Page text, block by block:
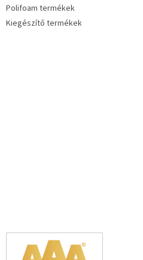
Polifoam termékek
Kiegészítő termékek